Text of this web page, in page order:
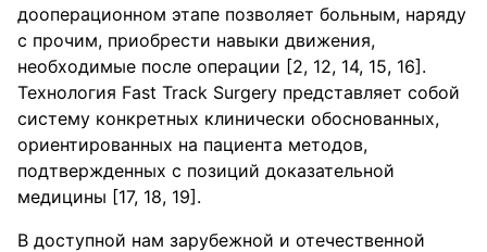
дооперационном этапе позволяет больным, наряду
с прочим, приобрести навыки движения,
необходимые после операции [2, 12, 14, 15, 16].
Технология Fast Track Surgery представляет собой
систему конкретных клинически обоснованных,
ориентированных на пациента методов,
подтвержденных с позиций доказательной
медицины [17, 18, 19].
В доступной нам зарубежной и отечественной